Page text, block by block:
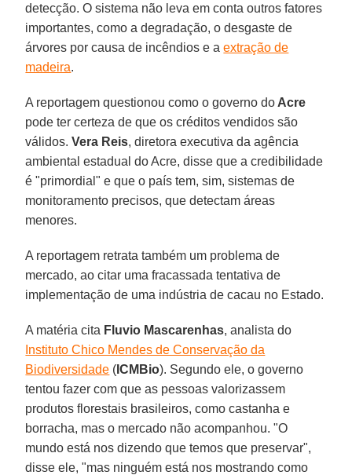
detecção. O sistema não leva em conta outros fatores
importantes, como a degradação, o desgaste de
árvores por causa de incêndios e aextração de
madeira.
A reportagem questionou como o governo do Acre
pode ter certeza de que os créditos vendidos são
válidos.Vera Reis, diretora executiva da agência
ambiental estadual do Acre, disse que a credibilidade
é "primordial" e que o país tem, sim, sistemas de
monitoramento precisos, que detectam áreas
menores.
A reportagem retrata também um problema de
mercado, ao citar uma fracassada tentativa de
implementação de uma indústria de cacau no Estado.
A matéria cita Fluvio Mascarenhas, analista do
Instituto Chico Mendes de Conservação da
Biodiversidade ( ICMBio). Segundo ele, o governo
tentou fazer com que as pessoas valorizassem
produtos florestais brasileiros, como castanha e
borracha, mas o mercado não acompanhou. "O
mundo está nos dizendo que temos que preservar",
disse ele, "mas ninguém está nos mostrando como